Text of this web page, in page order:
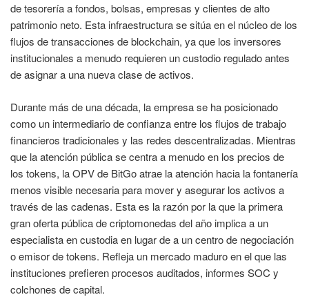
de tesorería a fondos, bolsas, empresas y clientes de alto
patrimonio neto. Esta infraestructura se sitúa en el núcleo de los
flujos de transacciones de blockchain, ya que los inversores
institucionales a menudo requieren un custodio regulado antes
de asignar a una nueva clase de activos.
Durante más de una década, la empresa se ha posicionado
como un intermediario de confianza entre los flujos de trabajo
financieros tradicionales y las redes descentralizadas. Mientras
que la atención pública se centra a menudo en los precios de
los tokens, la OPV de BitGo atrae la atención hacia la fontanería
menos visible necesaria para mover y asegurar los activos a
través de las cadenas. Esta es la razón por la que la primera
gran oferta pública de criptomonedas del año implica a un
especialista en custodia en lugar de a un centro de negociación
o emisor de tokens. Refleja un mercado maduro en el que las
instituciones prefieren procesos auditados, informes SOC y
colchones de capital.